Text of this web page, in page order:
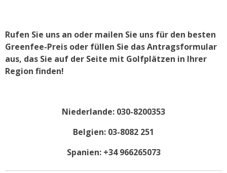
Rufen Sie uns an oder mailen Sie uns für den besten
Greenfee-Preis oder füllen Sie das Antragsformular
aus, das Sie auf der Seite mit Golfplätzen in Ihrer
Region finden!
Niederlande: 030-8200353
Belgien: 03-8082 251
Spanien: +34 966265073